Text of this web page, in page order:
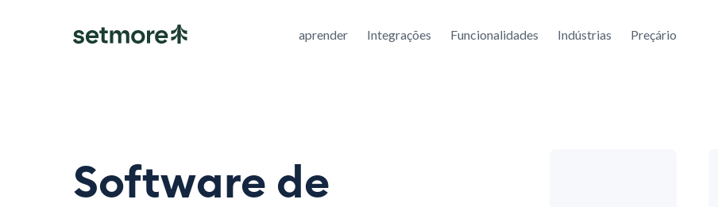
aprender Integrações Funcionalidades Indústrias Preçário
Software de